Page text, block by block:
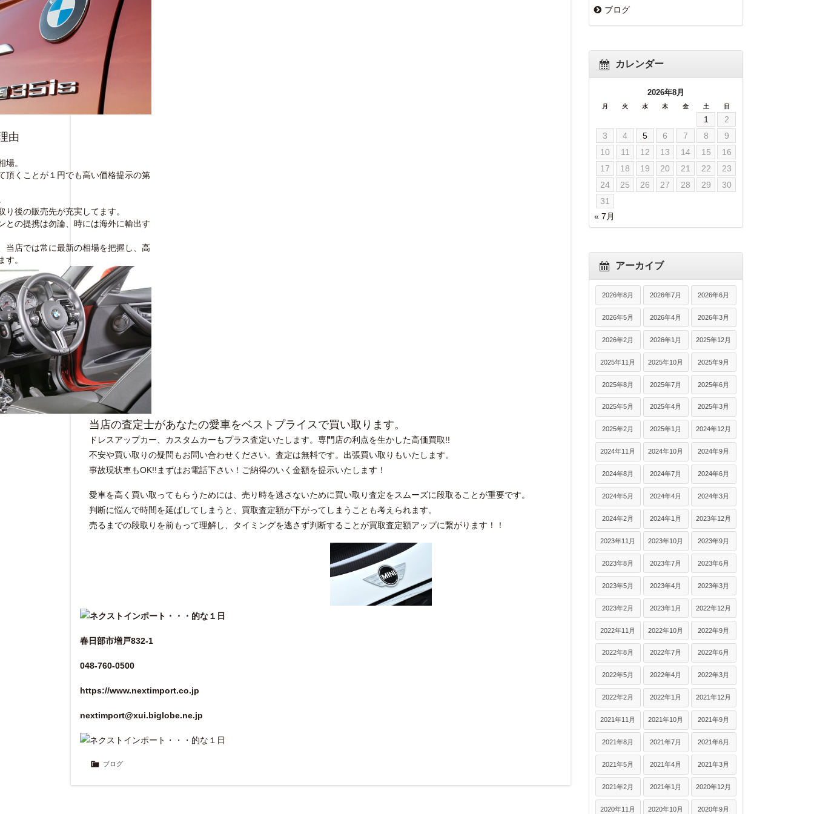
由
場。
頂くことが１円でも高い価格提示の第
り後の販売先が充実してます。
との提携は勿論、時には海外に輸出す
当店では常に最新の相場を把握し、高
す。
当店の査定士があなたの愛車をベストプライスで買い取ります。
ドレスアップカー、カスタムカーもプラス査定いたします。専門店の利点を生かした高価買取!!
不安や買い取りの疑問もお問い合わせください。査定は無料です。出張買い取りもいたします。
事故現状車もOK!!まずはお電話下さい！ご納得のいく金額を提示いたします！
愛車を高く買い取ってもらうためには、売り時を逃さないために買い取り査定をスムーズに段取ることが重要です。
判断に悩んで時間を延ばしてしまうと、買取査定額が下がってしまうことも考えられます。
売るまでの段取りを前もって理解し、タイミングを逃さず判断することが買取査定額アップに繋がります！！
春日部市増戸832-1
048-760-0500
https://www.nextimport.co.jp
nextimport@xui.biglobe.ne.jp
ブログ
ブログ
カレンダー
2026年8月
月 火 水 木 金 土 日
1
2
3
4 5 6 7 8
9
10
11 12 13 14 15
16
17
18 19 20 21 22
23
24
25 26 27 28 29
30
31
« 7月
アーカイブ
2026年8月 2026年7月 2026年6月
2026年5月 2026年4月 2026年3月
2026年2月 2026年1月 2025年12月
2025年11月 2025年10月 2025年9月
2025年8月 2025年7月 2025年6月
2025年5月 2025年4月 2025年3月
2025年2月 2025年1月 2024年12月
2024年11月 2024年10月 2024年9月
2024年8月 2024年7月 2024年6月
2024年5月 2024年4月 2024年3月
2024年2月 2024年1月 2023年12月
2023年11月 2023年10月 2023年9月
2023年8月 2023年7月 2023年6月
2023年5月 2023年4月 2023年3月
2023年2月 2023年1月 2022年12月
2022年11月 2022年10月 2022年9月
2022年8月 2022年7月 2022年6月
2022年5月 2022年4月 2022年3月
2022年2月 2022年1月 2021年12月
2021年11月 2021年10月 2021年9月
2021年8月 2021年7月 2021年6月
2021年5月 2021年4月 2021年3月
2021年2月 2021年1月 2020年12月
2020年11月 2020年10月 2020年9月